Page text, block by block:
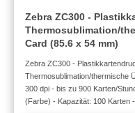
Zebra ZC300 -
Thermosublimation/
Card (85.6 x 54 mm)
Zebra ZC300 -
Thermosublimation/thermische
300 dpi - bis zu 900 Karten/
(Farbe) - Kapazität: 100 Karten